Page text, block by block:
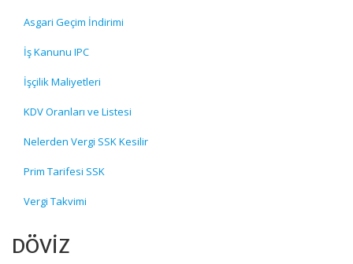
Asgari Geçim İndirimi
İş Kanunu IPC
İşçilik Maliyetleri
KDV Oranları ve Listesi
Nelerden Vergi SSK Kesilir
Prim Tarifesi SSK
Vergi Takvimi
DÖVİZ